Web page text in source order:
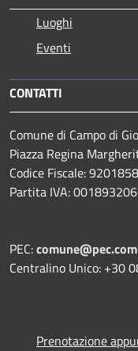
Luoghi
Eventi
CONTATTI
Comune di Campo di
Piazza Regina
Codice Fiscale:
Partita IVA:
PEC:
Centralino Unico: +30
Prenotazione